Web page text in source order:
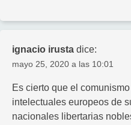
ignacio irusta dice:
mayo 25, 2020 a las 10:01
Es cierto que el
intelectuales europeos de
nacionales libertarias